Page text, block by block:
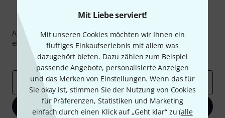
Mit Liebe serviert!
Mit unseren Cookies möchten wir Ihnen ein
fluffiges Einkaufserlebnis mit allem was
dazugehört bieten. Dazu zählen zum Beispiel
passende Angebote, personalisierte Anzeigen
und das Merken von Einstellungen. Wenn das für
Sie okay ist, stimmen Sie der Nutzung von Cookies
für Präferenzen, Statistiken und Marketing
einfach durch einen Klick auf „Geht klar“ zu (alle
Thomann Newsletter
Abonniere den Thomann Newsletter und gewinne mit
etwas Glück einen von50 Gutscheinenüber jeweils
Inspirierende Beiträge
Deals Thomann Insights
E-Mail-Adresse*
Jetzt anmelden